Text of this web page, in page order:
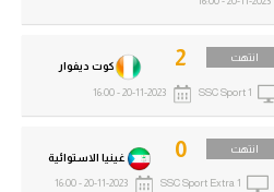
انتهت
غينيا الاستوائية 0
SSC Sport Extra 1
20-11-2023 - 16:00
انتهت
كوت ديفوار 2
SSC Sport 1
20-11-2023 - 16:00